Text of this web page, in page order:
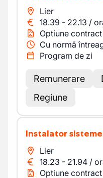
Lier
18.39 - 22.13 /
Optiune
Cu normă
Program de zi
Remunerare
Regiune
Instalator
Lier
18.23 - 21.94 /
Optiune